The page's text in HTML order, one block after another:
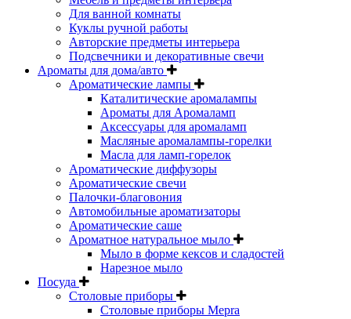
Для ванной комнаты
Куклы ручной работы
Авторские предметы интерьера
Подсвечники и декоративные свечи
Ароматы для дома/авто
Ароматические лампы
Каталитические аромалампы
Ароматы для Аромаламп
Аксессуары для аромаламп
Масляные аромалампы-горелки
Масла для ламп-горелок
Ароматические диффузоры
Ароматические свечи
Палочки-благовония
Автомобильные ароматизаторы
Ароматические саше
Ароматное натуральное мыло
Мыло в форме кексов и сладостей
Нарезное мыло
Посуда
Столовые приборы
Столовые приборы Mepra